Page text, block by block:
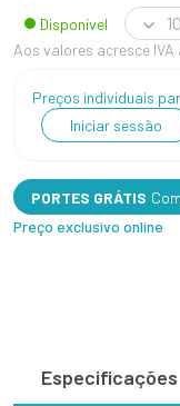
Disponível
Aos valores acresce
Preços individuais
Iniciar sessão
PORTES GRÁTIS
Preço exclusivo online
Especificações